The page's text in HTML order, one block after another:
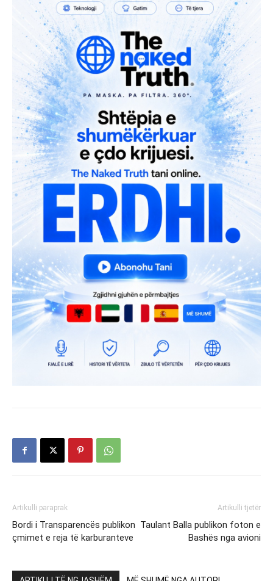
Artikulli paraprak
Bordi i Transparencës publikon
çmimet e reja të karburanteve
Artikulli tjetër
Taulant Balla publikon foton e
Bashës nga avioni